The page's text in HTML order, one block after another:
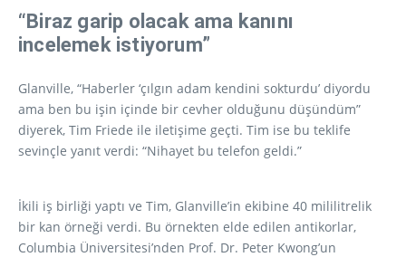
“Biraz garip olacak ama kanını
incelemek istiyorum”
Glanville, “Haberler ‘çılgın adam kendini sokturdu’ diyordu
ama ben bu işin içinde bir cevher olduğunu düşündüm”
diyerek, Tim Friede ile iletişime geçti. Tim ise bu teklife
sevinçle yanıt verdi: “Nihayet bu telefon geldi.”
İkili iş birliği yaptı ve Tim, Glanville’in ekibine 40 mililitrelik
bir kan örneği verdi. Bu örnekten elde edilen antikorlar,
Columbia Üniversitesi’nden Prof. Dr. Peter Kwong’un